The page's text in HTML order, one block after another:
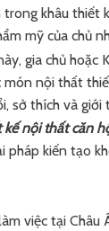
khâu thiết
mỹ của chủ
gia chủ hoặc
món nội thất
sở thích và
kế nội thất căn
pháp kiến tạo
việc tại Châu